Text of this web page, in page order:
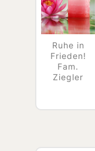
Ruhe in
Frieden!
Fam.
Ziegler